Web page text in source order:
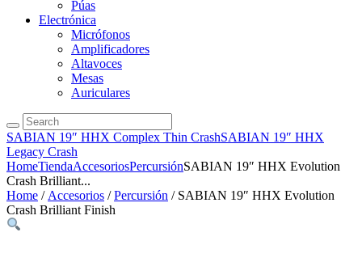
Púas
Electrónica
Micrófonos
Amplificadores
Altavoces
Mesas
Auriculares
SABIAN 19″ HHX Complex Thin CrashSABIAN 19″ HHX
Legacy Crash
HomeTiendaAccesoriosPercursiónSABIAN 19″ HHX Evolution
Crash Brilliant...
Home / Accesorios /Percursión / SABIAN 19″ HHX Evolution
Crash Brilliant Finish